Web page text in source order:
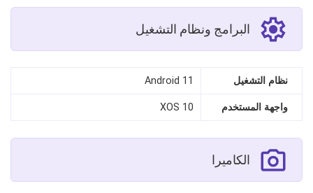
البرامج ونظام التشغيل
نظام التشغيل Android 11
واجهة المستخدم XOS 10
الكاميرا